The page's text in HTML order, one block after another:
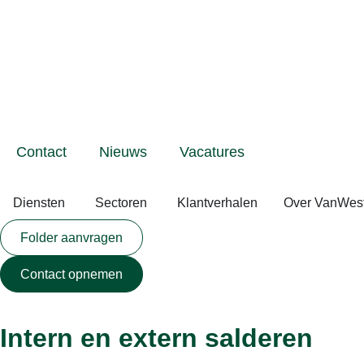
Contact Nieuws Vacatures
Diensten Sectoren Klantverhalen Over
Folder aanvragen
Contact opnemen
Intern en extern salderen